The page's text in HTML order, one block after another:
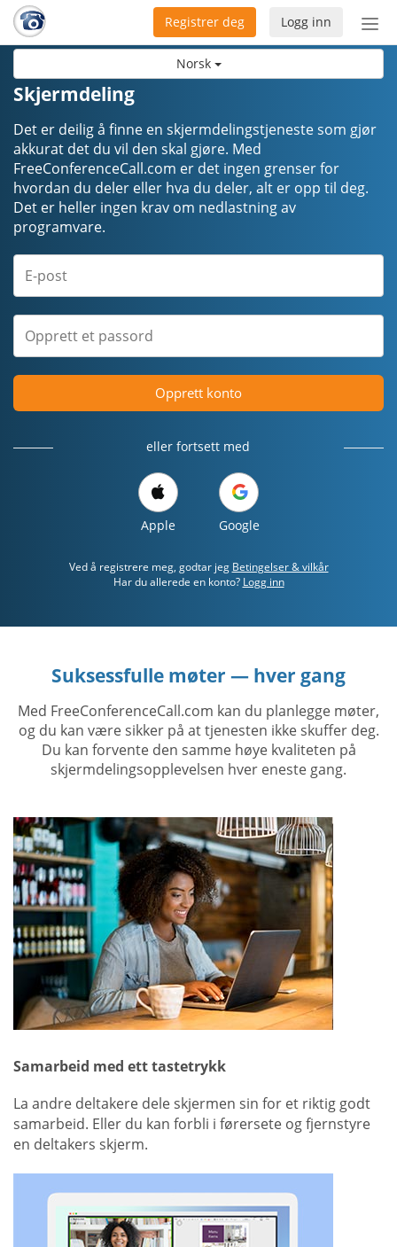
Norsk
Bytt
Logg inn
Registrer deg
Skjermdeling
Det er deilig å finne en skjermdelingstjeneste som gjør
akkurat det du vil den skal gjøre. Med
FreeConferenceCall.com er det ingen grenser for
hvordan du deler eller hva du deler, alt er opp til deg.
Det er heller ingen krav om nedlastning av
programvare.
Opprett konto
eller fortsett med
Apple Google
Ved å registrere meg, godtar jeg Betingelser & vilkår
Har du allerede en konto? Logg inn
Suksessfulle møter — hver gang
Med FreeConferenceCall.com kan du planlegge møter,
og du kan være sikker på at tjenesten ikke skuffer deg.
Du kan forvente den samme høye kvaliteten på
skjermdelingsopplevelsen hver eneste gang.
Samarbeid med ett tastetrykk
La andre deltakere dele skjermen sin for et riktig godt
samarbeid. Eller du kan forbli i førersete og fjernstyre
en deltakers skjerm.